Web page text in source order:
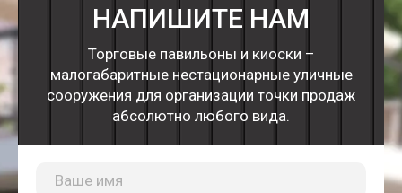
НАПИШИТЕ НАМ
Торговые павильоны и киоски –
малогабаритные нестационарные уличные
сооружения для организации точки продаж
абсолютно любого вида.